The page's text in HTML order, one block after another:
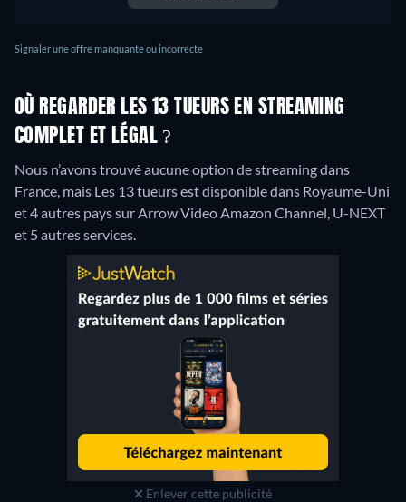
Signaler une offre manquante ou incorrecte
OÙ REGARDER LES 13 TUEURS EN STREAMING
COMPLET ET LÉGAL ?
Nous n’avons trouvé aucune option de streaming dans
France, mais Les 13 tueurs est disponible dans Royaume-Uni
et 4 autres pays sur Arrow Video Amazon Channel, U-NEXT
et 5 autres services.
Enlever cette publicité